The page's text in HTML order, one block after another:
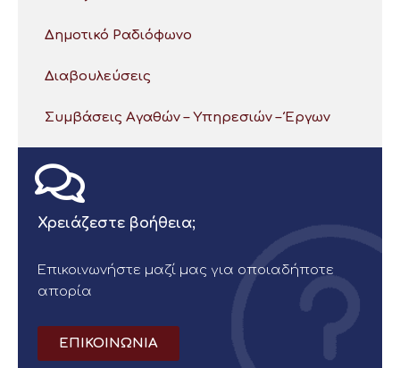
Δημοτικό Ραδιόφωνο
Διαβουλεύσεις
Συμβάσεις Αγαθών – Υπηρεσιών – Έργων
Χρειάζεστε βοήθεια;
Επικοινωνήστε μαζί μας για οποιαδήποτε
απορία
ΕΠΙΚΟΙΝΩΝΙΑ